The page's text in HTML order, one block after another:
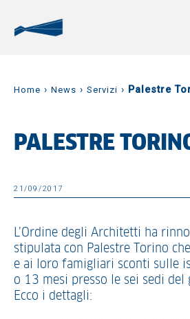
Home › News › Servizi › Palestre
PALESTRE
21/09/2017
L’Ordine degli Architetti ha
stipulata con Palestre Torino
e ai loro famigliari sconti sulle
o 13 mesi presso le sei sedi del
Ecco i dettagli: